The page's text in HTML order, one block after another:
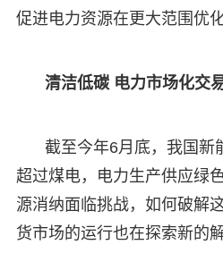
促进电力资源在更大范围优化
清洁低碳 电力市场化交
截至今年6月底，我国新
超过煤电，电力生产供应绿
源消纳面临挑战，如何破解
货市场的运行也在探索新的